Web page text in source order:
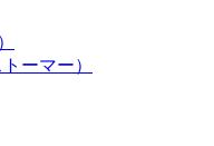
ーマー）